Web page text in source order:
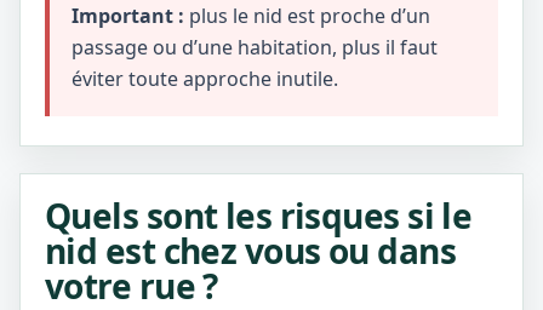
Important : plus le nid est proche d’un
passage ou d’une habitation, plus il faut
éviter toute approche inutile.
Quels sont les risques si le
nid est chez vous ou dans
votre rue ?